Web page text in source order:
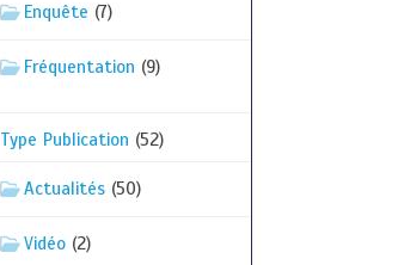
Enquête (7)
Fréquentation (9)
Type Publication (52)
Actualités(50)
Vidéo(2)